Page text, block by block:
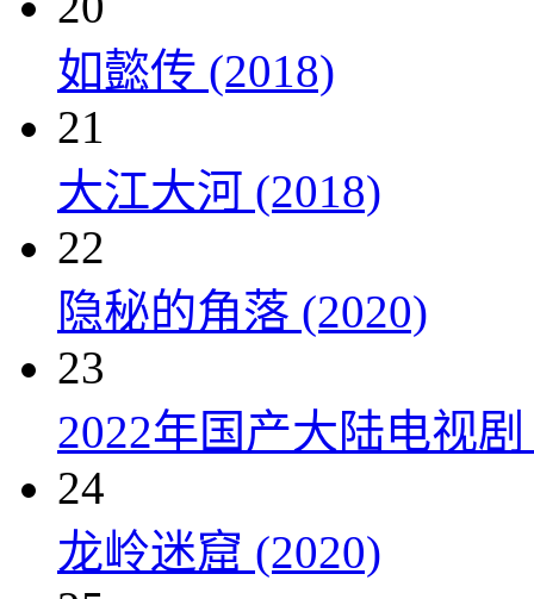
如懿传 (2018)
21
大江大河 (2018)
22
隐秘的角落 (2020)
23
2022年国产大陆电视
24
龙岭迷窟 (2020)